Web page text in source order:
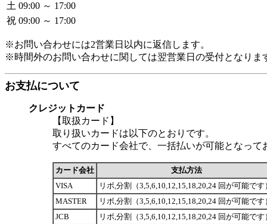
土 09:00 ～ 17:00
祝 09:00 ～ 17:00
※お問い合わせには2営業日以内に返信します。
※時間外のお問い合わせに関しては翌営業日の受付となりま
お支払について
クレジットカード
【取扱カード】
取り扱いカードは以下のとおりです。
すべてのカード会社で、一括払いが可能となって
カード会社
支払方法
VISA
リボ,分割（3,5,6,10,12,15,18,20,24 回が可能です
MASTER
リボ,分割（3,5,6,10,12,15,18,20,24 回が可能です
JCB
リボ,分割（3,5,6,10,12,15,18,20,24 回が可能です